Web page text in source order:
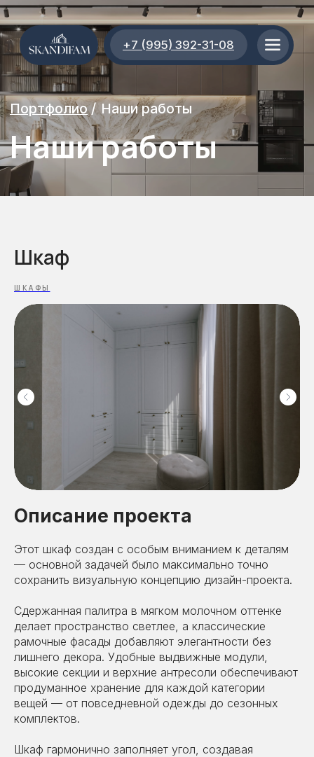
+7 (995) 392-31-08
Наши работы
Наши работы
/
Портфолио
Шкаф
ШКАФЫ
Описание проекта
Этот шкаф создан с особым вниманием к деталям
— основной задачей было максимально точно
сохранить визуальную концепцию дизайн-проекта.
Сдержанная палитра в мягком молочном оттенке
делает пространство светлее, а классические
рамочные фасады добавляют элегантности без
лишнего декора. Удобные выдвижные модули,
высокие секции и верхние антресоли обеспечивают
продуманное хранение для каждой категории
вещей — от повседневной одежды до сезонных
комплектов.
Шкаф гармонично заполняет угол, создавая